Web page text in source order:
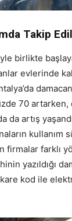
Takip
birlikte
evlerinde
70 artarken,
da artış
kullanım
firmalar farklı
yazıldığı
kod ile